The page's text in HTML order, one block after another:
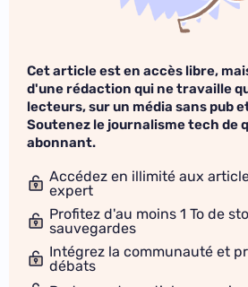
Cet article est en accès libre,
d'une rédaction qui ne travaille
lecteurs, sur un média sans pub
Soutenez le journalisme tech de
abonnant.
Accédez en illimité aux
expert
Profitez d'au moins 1 To de
sauvegardes
Intégrez la communauté et
débats